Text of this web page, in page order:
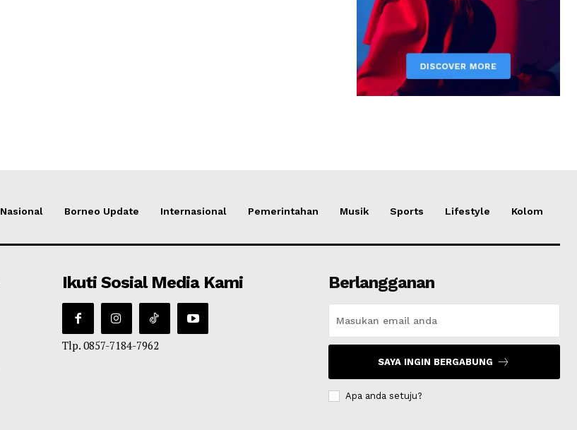
Nasional Borneo Update Internasional Pemerintahan Musik Sports Lifestyle Kolom
Ikuti Sosial Media Kami
Tlp. 0857-7184-7962
Berlangganan
SAYA INGIN BERGABUNG
Apa anda setuju?